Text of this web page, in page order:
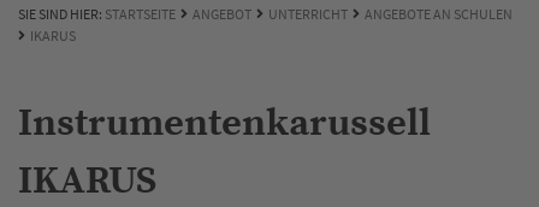
SIE SIND HIER: STARTSEITE ANGEBOT UNTERRICHT
ANGEBOTE AN SCHULEN
IKARUS
Instrumentenkarussell
IKARUS